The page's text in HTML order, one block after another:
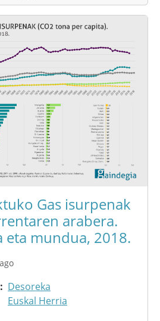
Gas isurpenak
arabera.
eta mundua, 2018.
Desoreka
Euskal Herria